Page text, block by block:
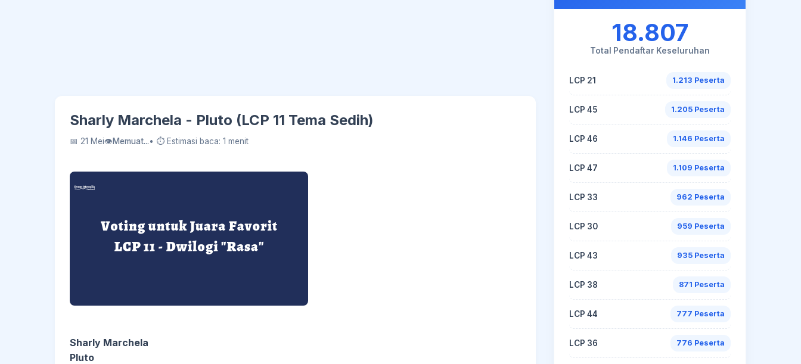
Sharly Marchela - Pluto (LCP 11 Tema Sedih)
📅 21 Mei👁Memuat...• ⏱ Estimasi baca: 1 menit
Sharly Marchela
Pluto
18.807
Total Pendaftar Keseluruhan
LCP 21 1.213 Peserta
LCP 45 1.205 Peserta
LCP 46 1.146 Peserta
LCP 47 1.109 Peserta
LCP 33 962 Peserta
LCP 30 959 Peserta
LCP 43 935 Peserta
LCP 38 871 Peserta
LCP 44 777 Peserta
LCP 36 776 Peserta